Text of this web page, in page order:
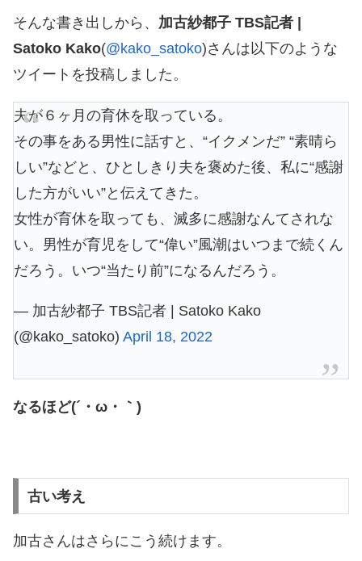
そんな書き出しから、 加古紗都子 TBS記者 |
Satoko Kako(@kako_satoko)さんは以下のような
ツイートを投稿しました。
夫が６ヶ月の育休を取っている。
その事をある男性に話すと、“イクメンだ” “素晴ら
しい”などと、ひとしきり夫を褒めた後、私に“感謝
した方がいい”と伝えてきた。
女性が育休を取っても、滅多に感謝なんてされな
い。男性が育児をして“偉い”風潮はいつまで続くん
だろう。いつ“当たり前”になるんだろう。
— 加古紗都子 TBS記者 | Satoko Kako
(@kako_satoko) April 18, 2022
なるほど(´・ω・｀)
古い考え
加古さんはさらにこう続けます。